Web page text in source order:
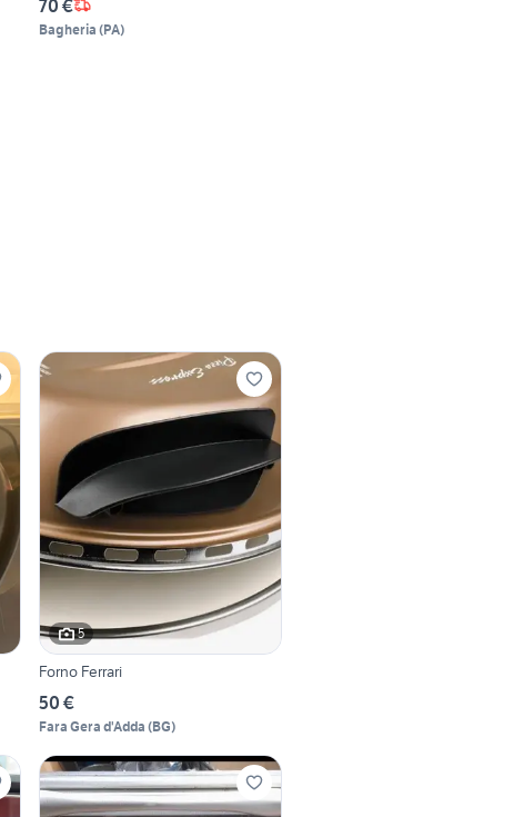
70 €
Bagheria (PA)
5
Forno Ferrari
50 €
Fara Gera d'Adda (BG)